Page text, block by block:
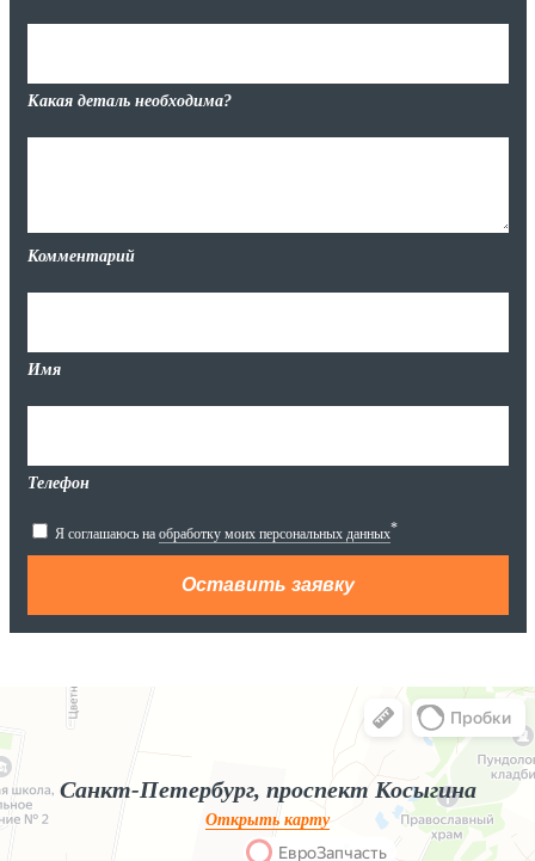
Какая деталь необходима?
Комментарий
Имя
Телефон
Я соглашаюсь на обработку моих персональных данных*
Яндекс.Карты
Яндекс.Карты — поиск мест и адресов, городской транспорт
Санкт-Петербург, проспект Косыгина
Открыть карту